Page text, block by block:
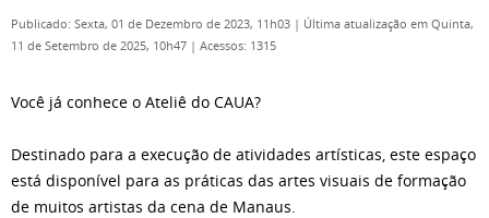
Publicado: Sexta, 01 de Dezembro de 2023, 11h03 | Última atualização em Quinta,
11 de Setembro de 2025, 10h47 | Acessos: 1315
Você já conhece o Ateliê do CAUA?
Destinado para a execução de atividades artísticas, este espaço
está disponível para as práticas das artes visuais de formação
de muitos artistas da cena de Manaus.